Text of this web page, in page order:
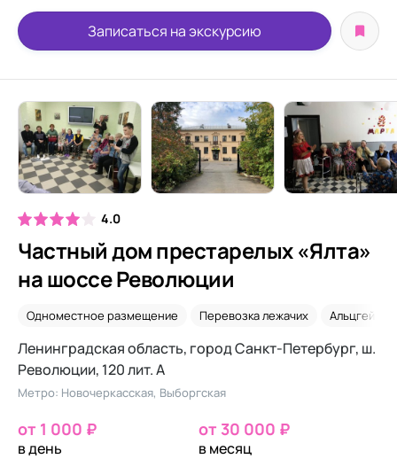
Записаться на экскурсию
4.0
Частный дом престарелых «Ялта»
на шоссе Революции
Одноместное размещение Перевозка лежачих Альцгеймер
Ленинградская область, город Санкт-Петербург, ш.
Революции, 120 лит. А
Метро: Новочеркасская, Выборгская
от 1 000 ₽
в день
от 30 000 ₽
в месяц